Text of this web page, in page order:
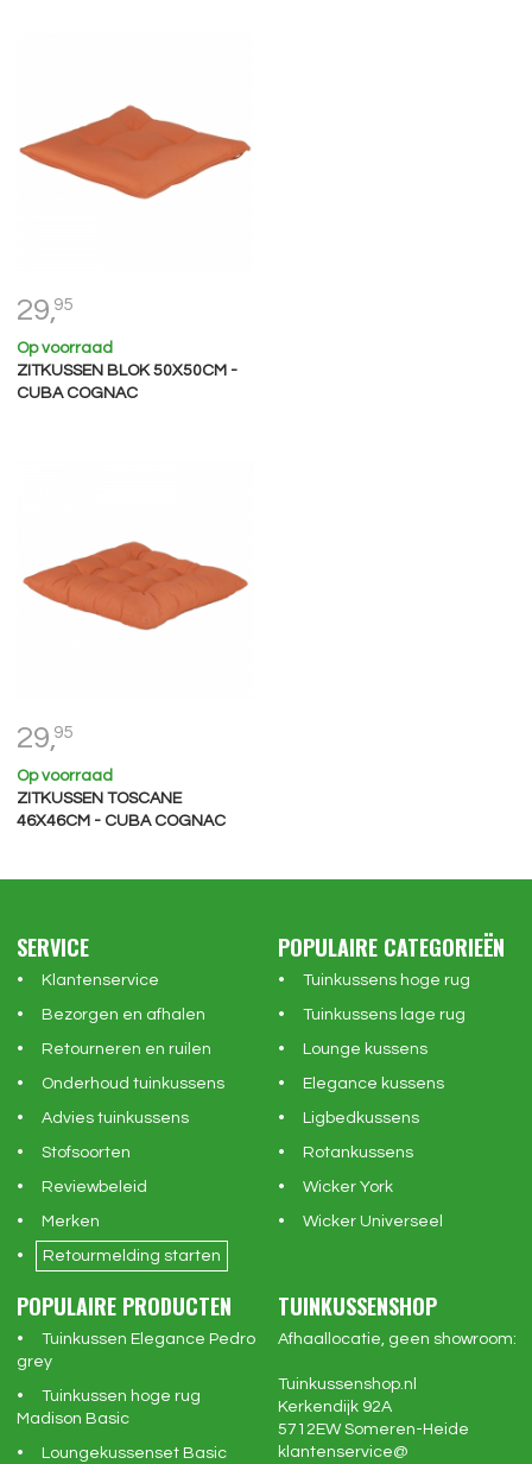
29,95
Op voorraad
ZITKUSSEN BLOK 50X50CM -
CUBA COGNAC
29,95
Op voorraad
ZITKUSSEN TOSCANE
46X46CM - CUBA COGNAC
SERVICE
Klantenservice
Bezorgen en afhalen
Retourneren en ruilen
Onderhoud tuinkussens
Advies tuinkussens
Stofsoorten
Reviewbeleid
Merken
Retourmelding starten
POPULAIRE CATEGORIEËN
Tuinkussens hoge rug
Tuinkussens lage rug
Lounge kussens
Elegance kussens
Ligbedkussens
Rotankussens
Wicker York
Wicker Universeel
POPULAIRE PRODUCTEN
Tuinkussen Elegance Pedro
grey
Tuinkussen hoge rug
Madison Basic
Loungekussenset Basic
TUINKUSSENSHOP
Afhaallocatie, geen showroom:
Tuinkussenshop.nl
Kerkendijk 92A
5712EW Someren-Heide
klantenservice@